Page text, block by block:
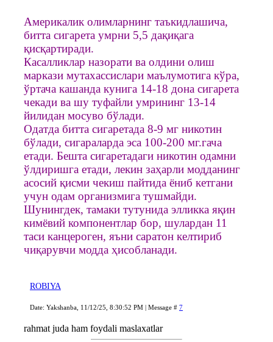
Америкалик олимларнинг таъкидлашича,
битта сигарета умрни 5,5 дақиқага
қисқартиради.
Касалликлар назорати ва олдини олиш
маркази мутахассислари маълумотига кўра,
ўртача кашанда кунига 14-18 дона сигарета
чекади ва шу туфайли умрининг 13-14
йилидан мосуво бўлади.
Одатда битта сигаретада 8-9 мг никотин
бўлади, сигараларда эса 100-200 мг.гача
етади. Бешта сигаретадаги никотин одамни
ўлдиришга етади, лекин заҳарли модданинг
асосий қисми чекиш пайтида ёниб кетгани
учун одам организмига тушмайди.
Шунингдек, тамаки тутунида элликка яқин
кимёвий компонентлар бор, шулардан 11
таси канцероген, яъни саратон келтириб
чиқарувчи модда ҳисобланади.
ROBIYA
Date: Yakshanba, 11/12/25, 8:30:52 PM | Message # 7
rahmat juda ham foydali maslaxatlar